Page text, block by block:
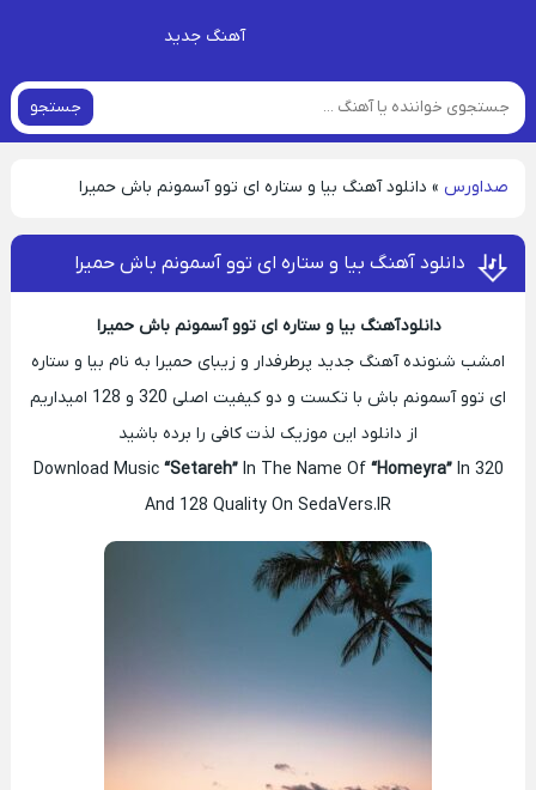
آهنگ جدید
جستجو
صداورس » دانلود آهنگ بیا و ستاره ای توو آسمونم باش حمیرا
دانلود آهنگ بیا و ستاره ای توو آسمونم باش حمیرا
دانلود آهنگ بیا و ستاره ای توو آسمونم باش حمیرا
امشب شنونده آهنگ جدید پرطرفدار و زیبای حمیرا به نام بیا و ستاره
ای توو آسمونم باش با تکست و دو کیفیت اصلی 320 و 128 امیداریم
از دانلود این موزیک لذت کافی را برده باشید
Download Music “Setareh”In The Name Of “Homeyra”In 320
And 128 Quality On SedaVers.IR